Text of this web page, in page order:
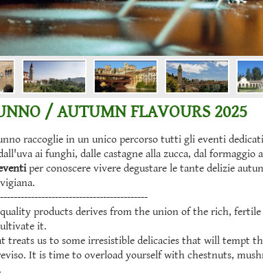
/ AUTUMN FLAVOURS 2025
raccoglie in un unico percorso tutti gli eventi
ai funghi, dalle castagne alla zucca, dal formaggio
per conoscere vivere degustare le tante delizie
products derives from the union of the rich,
it.
treats us to some irresistible delicacies that will tempt
It is time to overload yourself with chestnuts,